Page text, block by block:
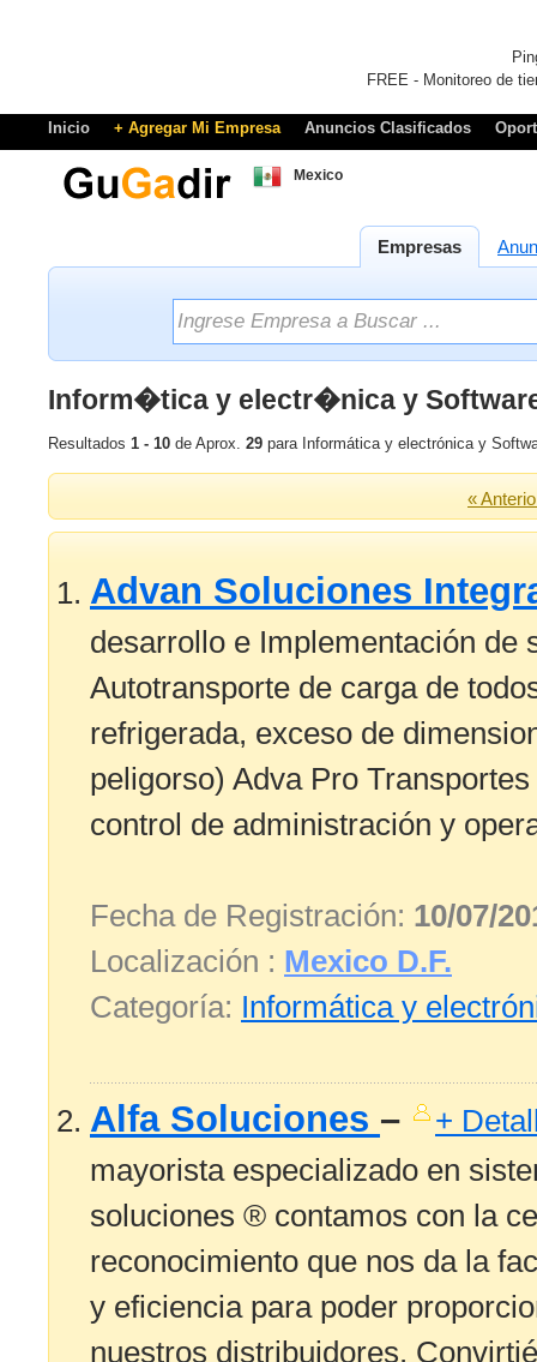
FREE - Monitoreo de
Inicio + Agregar Mi Empresa Anuncios Clasificados
Mexico
Empresas
Inform�tica y electr�nica y Software
Resultados 1 - 10 de Aprox. 29 para Informática y electrónica y
«
Advan Soluciones
desarrollo e Implementación de
Autotransporte de carga de
refrigerada, exceso de
peligorso) Adva Pro
control de administración y
Fecha de Registración: 10/07/
Localización : Mexico D.F.
Categoría: Informática y
Alfa Soluciones – +
mayorista especializado en
soluciones ® contamos con la
reconocimiento que nos da la
y eficiencia para poder
nuestros distribuidores.